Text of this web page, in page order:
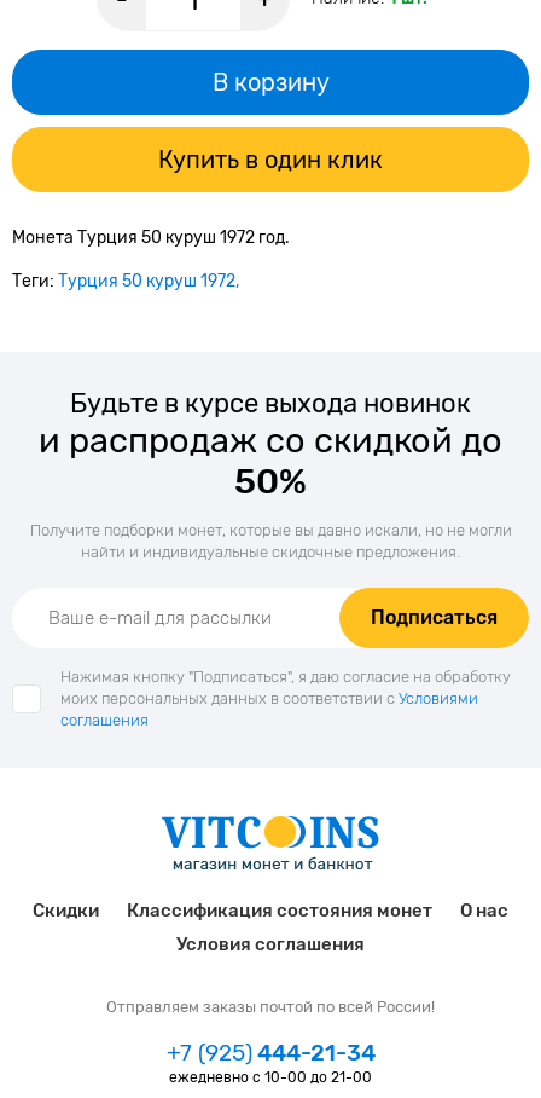
В корзину
Купить в один клик
Монета Турция 50 куруш 1972 год.
Теги: Турция 50 куруш 1972
Будьте в курсе выхода новинок
и распродаж со скидкой до
50%
Получите подборки монет, которые вы давно искали, но не могли
найти и индивидуальные скидочные предложения.
Подписаться
Нажимая кнопку "Подписаться", я даю согласие на обработку
моих персональных данных в соответствии с Условиями
соглашения
Скидки Классификация состояния монет
О нас
Условия соглашения
Отправляем заказы почтой по всей России!
+7 (925)444-21-34
ежедневно с 10-00 до 21-00